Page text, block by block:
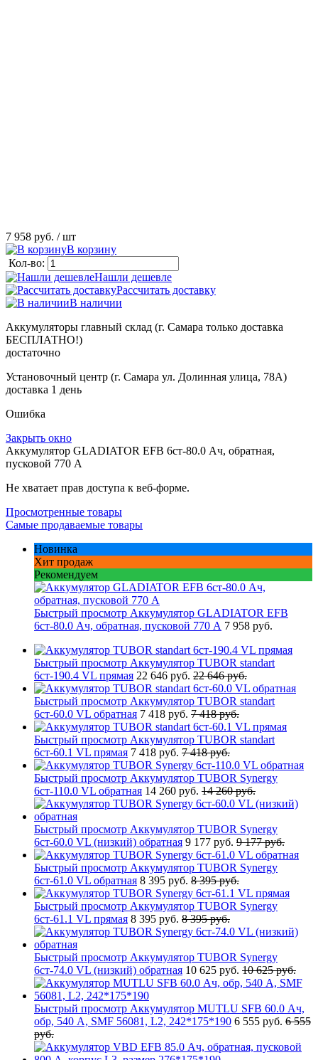
7 958 руб. / шт
В корзину
Кол-во:
Нашли дешевле
Рассчитать доставку
В наличии
Аккумуляторы главный склад (г. Самара только доставка
БЕСПЛАТНО!)
достаточно
Установочный центр (г. Самара ул. Долинная улица, 78А)
доставка 1 день
Ошибка
Закрыть окно
Аккумулятор GLADIATOR EFB 6ст-80.0 Ач, обратная,
пусковой 770 А
Не хватает прав доступа к веб-форме.
Просмотренные товары
Самые продаваемые товары
Новинка
Хит продаж
Рекомендуем
Быстрый просмотр Аккумулятор GLADIATOR EFB
6ст-80.0 Ач, обратная, пусковой 770 А 7 958 руб.
Быстрый просмотр Аккумулятор TUBOR standart
6ст-190.4 VL прямая 22 646 руб. 22 646 руб.
Быстрый просмотр Аккумулятор TUBOR standart
6ст-60.0 VL обратная 7 418 руб. 7 418 руб.
Быстрый просмотр Аккумулятор TUBOR standart
6ст-60.1 VL прямая 7 418 руб. 7 418 руб.
Быстрый просмотр Аккумулятор TUBOR Synergy
6ст-110.0 VL обратная 14 260 руб. 14 260 руб.
Быстрый просмотр Аккумулятор TUBOR Synergy
6ст-60.0 VL (низкий) обратная 9 177 руб. 9 177 руб.
Быстрый просмотр Аккумулятор TUBOR Synergy
6ст-61.0 VL обратная 8 395 руб. 8 395 руб.
Быстрый просмотр Аккумулятор TUBOR Synergy
6ст-61.1 VL прямая 8 395 руб. 8 395 руб.
Быстрый просмотр Аккумулятор TUBOR Synergy
6ст-74.0 VL (низкий) обратная 10 625 руб. 10 625 руб.
Быстрый просмотр Аккумулятор MUTLU SFB 60.0 Ач,
обр, 540 А, SMF 56081, L2, 242*175*190 6 555 руб. 6 555
руб.